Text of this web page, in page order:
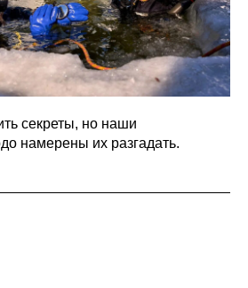
секреты, но наши
намерены их разгадать.